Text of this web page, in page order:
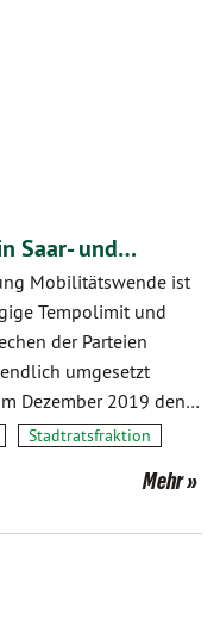
Saar- und…
Mobilitätswende ist
Tempolimit und
der Parteien
umgesetzt
Dezember 2019 den…
Stadtratsfraktion
Mehr